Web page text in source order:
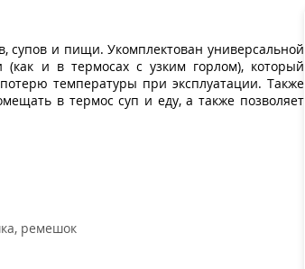
супов и пищи.Укомплектован универсальной
и в термосах с узким горлом), который
температуры при эксплуатации. Также
в термос суп и еду, а также позволяет
ремешок